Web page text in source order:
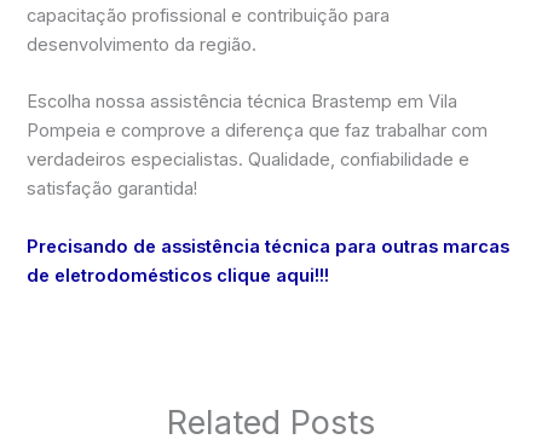
capacitação profissional e contribuição para
desenvolvimento da região.
Escolha nossa assistência técnica Brastemp em Vila
Pompeia e comprove a diferença que faz trabalhar com
verdadeiros especialistas. Qualidade, confiabilidade e
satisfação garantida!
Precisando de assistência técnica para outras marcas
de eletrodomésticos clique aqui!!!
Related Posts